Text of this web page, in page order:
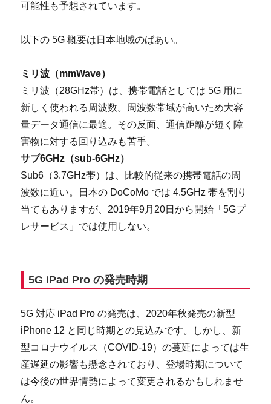
可能性も予想されています。
以下の 5G 概要は日本地域のばあい。
ミリ波（mmWave）
ミリ波（28GHz帯）は、携帯電話としては 5G 用に
新しく使われる周波数。周波数帯域が高いため大容
量データ通信に最適。その反面、通信距離が短く障
害物に対する回り込みも苦手。
サブ6GHz（sub-6GHz）
Sub6（3.7GHz帯）は、比較的従来の携帯電話の周
波数に近い。日本の DoCoMo では 4.5GHz 帯を割り
当てもありますが、2019年9月20日から開始「5Gプ
レサービス」では使用しない。
5G iPad Pro の発売時期
5G 対応 iPad Pro の発売は、2020年秋発売の新型
iPhone 12 と同じ時期との見込みです。しかし、新
型コロナウイルス（COVID-19）の蔓延によっては生
産遅延の影響も懸念されており、登場時期について
は今後の世界情勢によって変更されるかもしれませ
ん。